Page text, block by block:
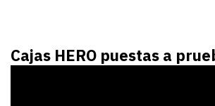
Cajas HERO puestas a